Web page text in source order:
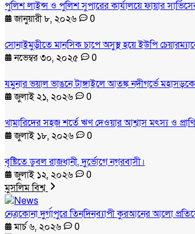
পুলিশ লাইন্স ও পুলিশ সুপারের কার্যালয়ে ফায়ার
জানুয়ারী ৮, ২০২৬
0
সোনাইমুড়ীতে মানসিক চাপে অসুস্থ হয়ে ইউপি
নভেম্বর ৩০, ২০২৫
0
যমুনার ভয়াল ভাঙনে টাঙ্গাইলে আতঙ্ক নদীগর্ভে
জুলাই ২১, ২০২৬
0
খামারিদের সহজ শর্তে ঋণ দেওয়ার আশ্বাস মৎস্য ও
জুলাই ১৮, ২০২৬
0
বৃষ্টিতে ডুবল রাজধানী, দুর্ভোগে নগরবাসী।
জুলাই ১২, ২০২৬
0
মুসলিম বিশ্ব
নেত্রকোনা দুর্গাপুরে তিনদিনব্যাপী কুরআনের আলো
মার্চ ৬, ২০২৬
0